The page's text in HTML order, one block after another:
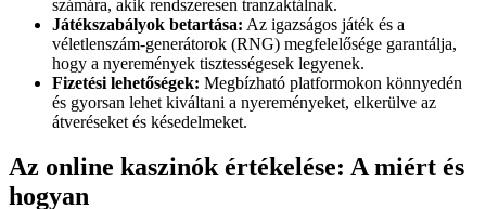
számára, akik rendszeresen tranzaktálnak.
Játékszabályok betartása: Az igazságos játék és a
véletlenszám-generátorok (RNG) megfelelősége garantálja,
hogy a nyeremények tisztességesek legyenek.
Fizetési lehetőségek: Megbízható platformokon könnyedén
és gyorsan lehet kiváltani a nyereményeket, elkerülve az
átveréseket és késedelmeket.
Az online kaszinók értékelése: A miért és
hogyan